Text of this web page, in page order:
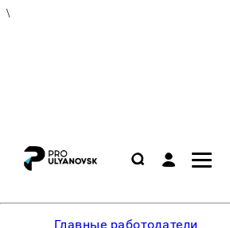
\
Главные работодатели